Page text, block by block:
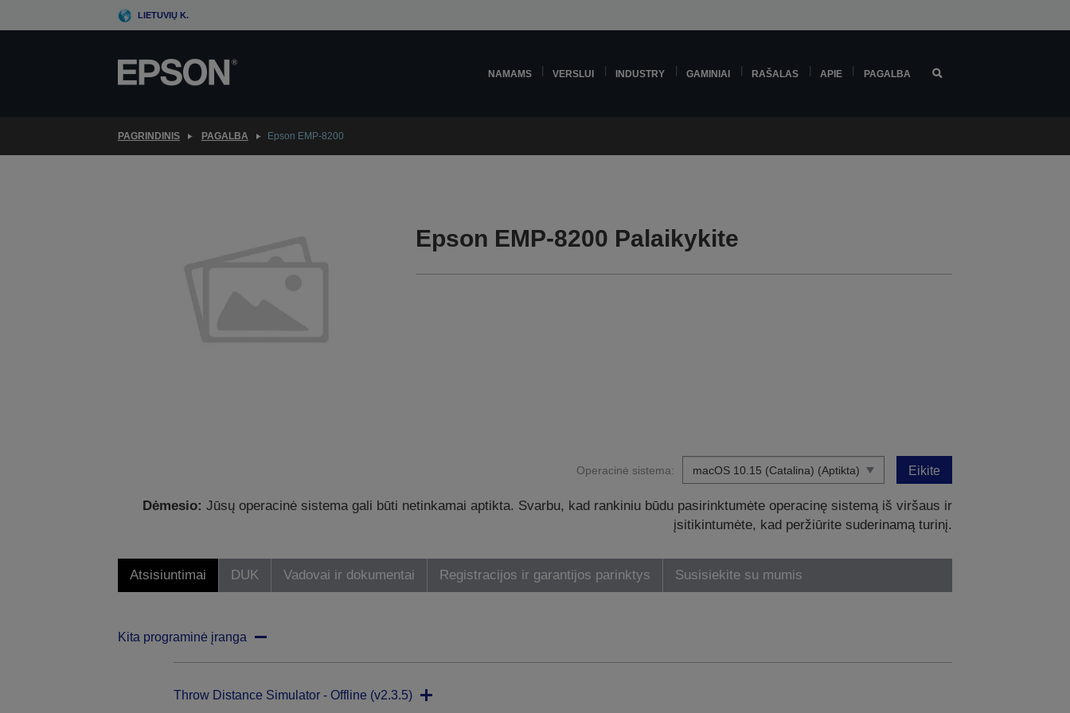
to
LIETUVIŲ K.
NAMAMS VERSLUI INDUSTRY GAMINIAI RAŠALAS APIE PAGALBA
PAGRINDINIS PAGALBA Epson EMP-8200
Epson EMP-8200 Palaikykite
Operacinė sistema: Eikite
Dėmesio: Jūsų operacinė sistema gali būti netinkamai aptikta. Svarbu, kad rankiniu būdu pasirinktumėte operacinę sistemą iš viršaus ir
įsitikintumėte, kad peržiūrite suderinamą turinį.
Atsisiuntimai DUK Vadovai ir dokumentai Registracijos ir garantijos parinktys Susisiekite su mumis
Kita programinė įranga
Throw Distance Simulator - Offline (v2.3.5)